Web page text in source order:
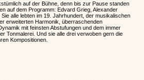
auf der Bühne, denn bis zur Pause standen
auf dem Programm: Edvard Grieg, Alexander
alle lebten im 19. Jahrhundert, der musikalischen
erweiterten Harmonik, überraschenden
mit feinsten Abstufungen und dem immer
Tonmalerei. Und sie alle drei verwoben gern die
Kompositionen.